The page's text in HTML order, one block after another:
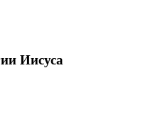
Иисуса